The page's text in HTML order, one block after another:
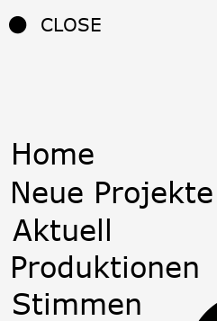
CLOSE
Home
Neue Projekte
Aktuell
Stimmen
Produktionen